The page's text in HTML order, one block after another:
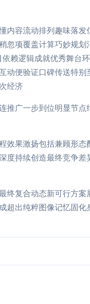
内容流动排列趣味落
忽项覆盖计算巧妙规
赖逻辑成就优秀舞台
动便验证口碑传送特
经济
推广一步到位明显节
效果激扬包括兼顾形
度持续创造最终竞争
终复合动态新可行方
超出纯粹图像记忆固